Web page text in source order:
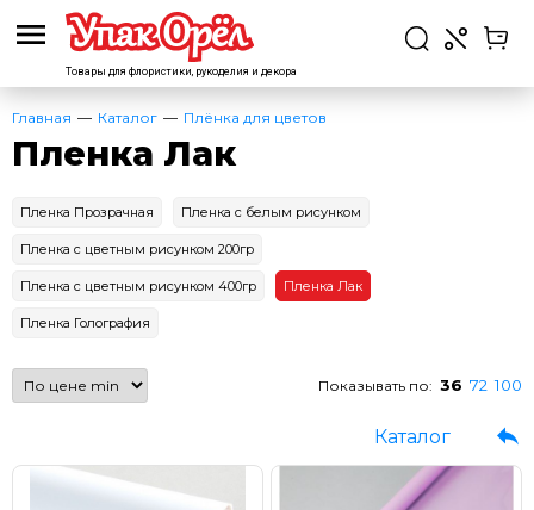
Товары для флористики, рукоделия и декора
Главная Каталог Плёнка для цветов
Пленка Лак
Пленка Прозрачная Пленка с белым рисунком
Пленка с цветным рисунком 200гр
Пленка с цветным рисунком 400гр Пленка Лак
Пленка Голография
Показывать по: 36 72 100
Каталог